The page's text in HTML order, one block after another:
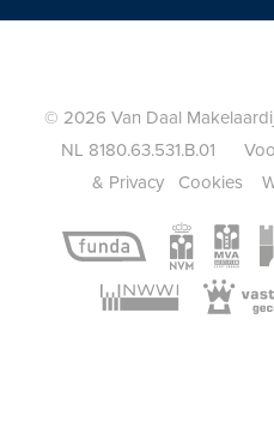
© 2026 Van Daal
NL 8180.63.531.B.01
& Privacy Cookies